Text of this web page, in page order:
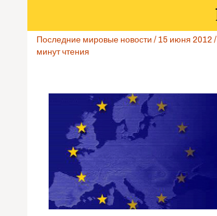
Последние мировые новости / 15 июня 2012 /
минут чтения